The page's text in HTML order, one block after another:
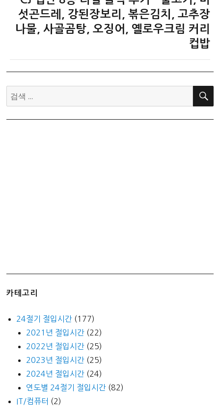
글:
섯곤드레, 강된장보리, 볶은김치, 고추장
나물, 사골곰탕, 오징어, 옐로우크림 커리
컵밥
검
색:
검
카테고리
24절기 절입시간 (177)
2021년 절입시간 (22)
2022년 절입시간 (25)
2023년 절입시간 (25)
2024년 절입시간 (24)
연도별 24절기 절입시간 (82)
IT/컴퓨터 (2)